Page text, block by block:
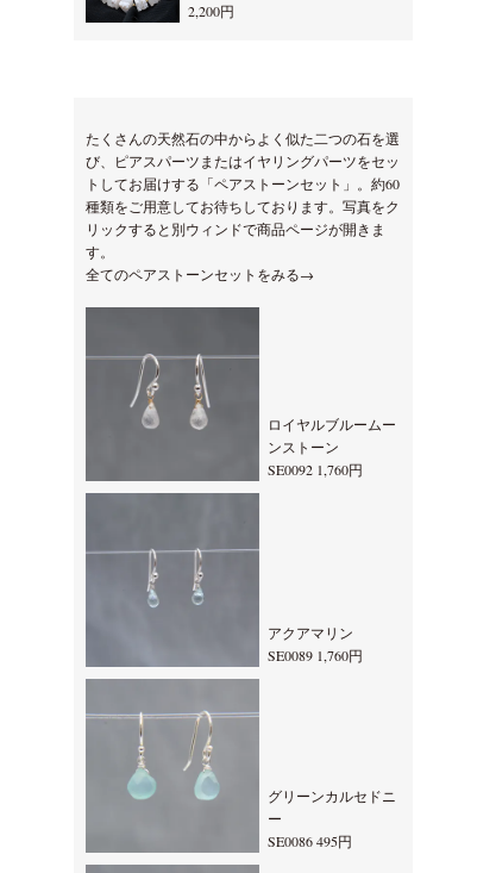
2,200円
たくさんの天然石の中からよく似た二つの石を選
び、ピアスパーツまたはイヤリングパーツをセッ
トしてお届けする「ペアストーンセット」。約60
種類をご用意してお待ちしております。写真をク
リックすると別ウィンドで商品ページが開きま
す。
全てのペアストーンセットをみる→
ロイヤルブルームー
ンストーン
SE0092 1,760円
アクアマリン
SE0089 1,760円
グリーンカルセドニ
ー
SE0086 495円